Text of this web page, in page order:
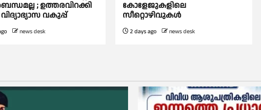
; ഉത്തരവിറക്കി
വകുപ്പ്
news desk
കോളേജുകളിലെ
സീറ്റൊഴിവുകൾ
2 days ago news desk